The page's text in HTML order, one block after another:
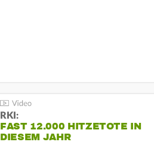
RKI:
FAST 12.000 HITZETOTE IN
DIESEM JAHR